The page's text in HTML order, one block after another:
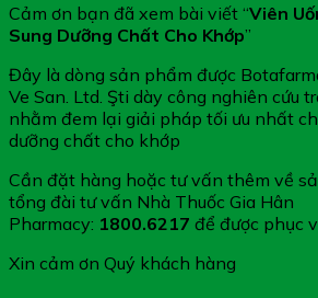
Cảm ơn bạn đã xem bài viết “Viên
Sung Dưỡng Chất Cho Khớp”
Đây là dòng sản phẩm được
Ve San. Ltd. Şti dày công nghiên cứu
nhằm đem lại giải pháp tối ưu nhất
dưỡng chất cho khớp
Cần đặt hàng hoặc tư vấn thêm về
tổng đài tư vấn Nhà Thuốc Gia Hân
Pharmacy: 1800.6217 để được phục
Xin cảm ơn Quý khách hàng